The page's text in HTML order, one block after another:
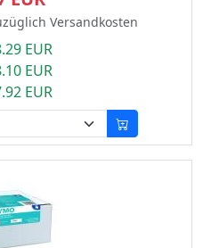
Versandkosten
EUR
EUR
EUR